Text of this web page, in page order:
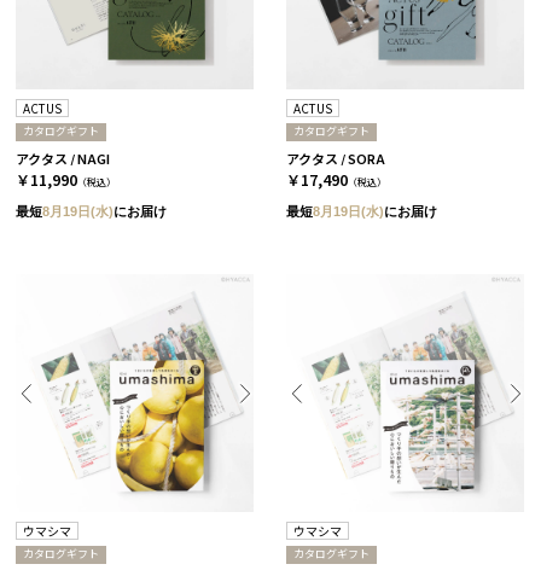
ACTUS
カタログギフト
アクタス / NAGI
￥11,990 （税込）
最短8月19日(水)にお届け
ACTUS
カタログギフト
アクタス / SORA
￥17,490 （税込）
最短8月19日(水)にお届け
ウマシマ
カタログギフト
ウマシマ
カタログギフト